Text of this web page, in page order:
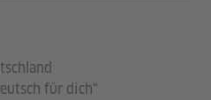
für dich“